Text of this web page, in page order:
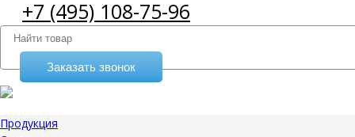
+7 (495) 108-75-96
Заказать звонок
Продукция